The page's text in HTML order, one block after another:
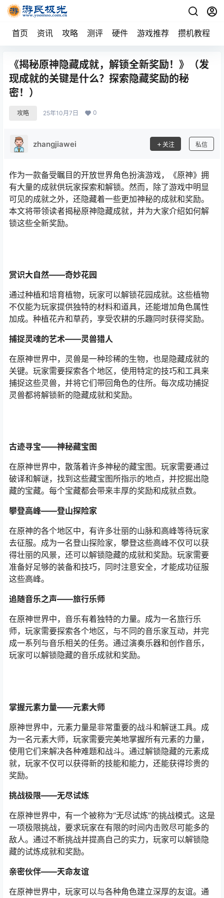
首页 资讯 攻略 测评 硬件 游戏推荐 攒机教程
《揭秘原神隐藏成就，解锁全新奖励！》（发
现成就的关键是什么？探索隐藏奖励的秘
密！）
攻略 25年10月7日 0
zhangjiawei 关注 私信
作为一款备受瞩目的开放世界角色扮演游戏，《原神》拥
有大量的成就供玩家探索和解锁。然而，除了游戏中明显
可见的成就之外，还隐藏着一些更加神秘的成就和奖励。
本文将带领读者揭秘原神隐藏成就，并为大家介绍如何解
锁这些全新奖励。
赏识大自然——奇妙花园
通过种植和培育植物，玩家可以解锁花园成就。这些植物
不仅能为玩家提供独特的材料和道具，还能增加角色属性
加成。种植花卉和草药，享受农耕的乐趣同时获得奖励。
捕捉灵魂的艺术——灵兽猎人
在原神世界中，灵兽是一种珍稀的生物，也是隐藏成就的
关键。玩家需要探索各个地区，使用特定的技巧和工具来
捕捉这些灵兽，并将它们带回角色的住所。每次成功捕捉
灵兽都将解锁新的隐藏成就和奖励。
古迹寻宝——神秘藏宝图
在原神世界中，散落着许多神秘的藏宝图。玩家需要通过
破译和解谜，找到这些藏宝图所指示的地点，并挖掘出隐
藏的宝藏。每个宝藏都会带来丰厚的奖励和成就点数。
攀登高峰——登山探险家
在原神的各个地区中，有许多壮丽的山脉和高峰等待玩家
去征服。成为一名登山探险家，攀登这些高峰不仅可以获
得壮丽的风景，还可以解锁隐藏的成就和奖励。玩家需要
准备好足够的装备和技巧，同时注意安全，才能成功征服
这些高峰。
追随音乐之声——旅行乐师
在原神世界中，音乐有着独特的力量。成为一名旅行乐
师，玩家需要探索各个地区，与不同的音乐家互动，并完
成一系列与音乐相关的任务。通过演奏乐器和创作音乐，
玩家可以解锁隐藏的音乐成就和奖励。
掌握元素力量——元素大师
原神世界中，元素力量是非常重要的战斗和解谜工具。成
为一名元素大师，玩家需要完美地掌握所有元素的力量，
使用它们来解决各种难题和战斗。通过解锁隐藏的元素成
就，玩家不仅可以获得新的技能和能力，还能获得珍贵的
奖励。
挑战极限——无尽试炼
在原神世界中，有一个被称为“无尽试炼”的挑战模式。这是
一项极限挑战，要求玩家在有限的时间内击败尽可能多的
敌人。通过不断挑战并提高自己的实力，玩家可以解锁隐
藏的试炼成就和奖励。
亲密伙伴——天命友谊
在原神世界中，玩家可以与各种角色建立深厚的友谊。通